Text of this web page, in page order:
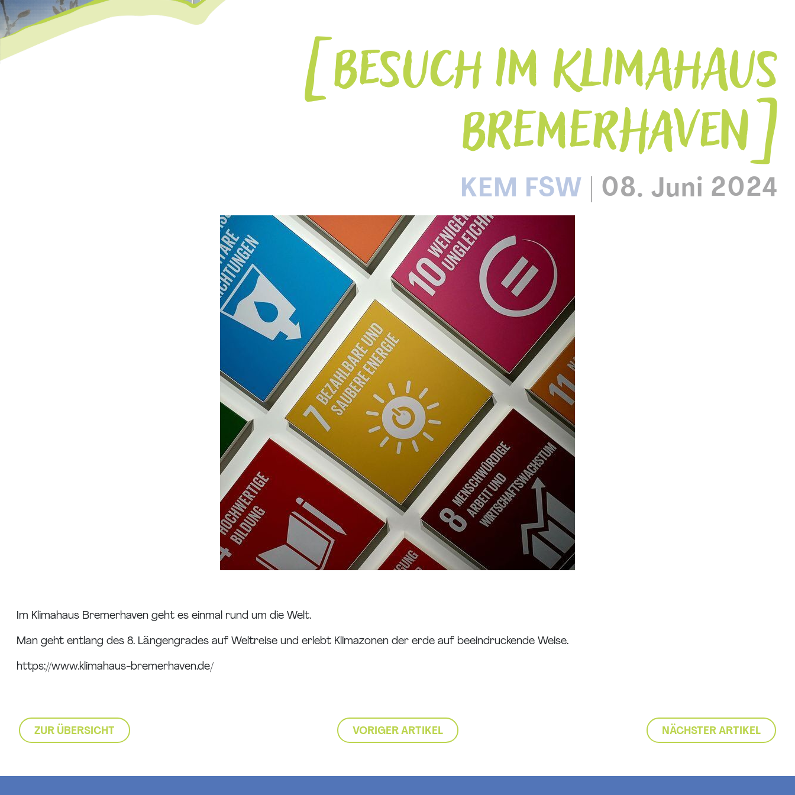
BESUCH IM KLIMAHAUS
BREMERHAVEN
KEM FSW 08. Juni 2024
Im Klimahaus Bremerhaven geht es einmal rund um die Welt.
Man geht entlang des 8. Längengrades auf Weltreise und erlebt Klimazonen der erde auf beeindruckende Weise.
https://www.klimahaus-bremerhaven.de/
ZUR ÜBERSICHT VORIGER ARTIKEL NÄCHSTER ARTIKEL